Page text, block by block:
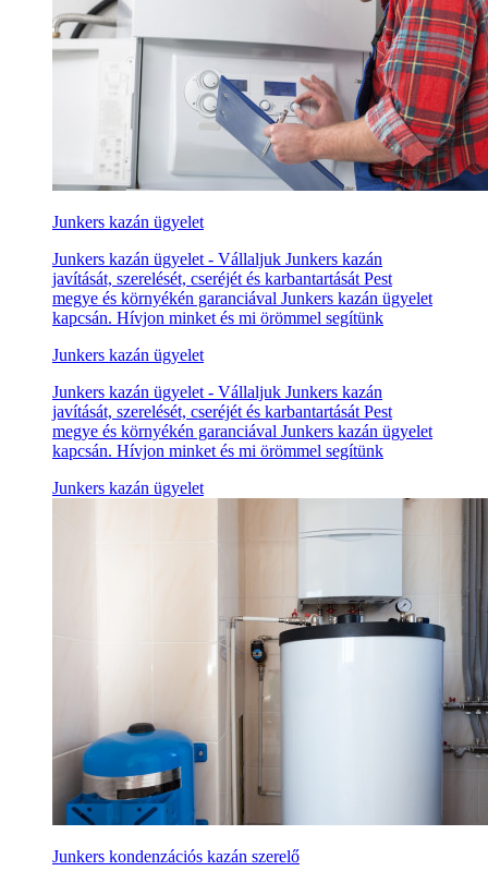
Junkers kazán ügyelet
Junkers kazán ügyelet - Vállaljuk Junkers kazán
javítását, szerelését, cseréjét és karbantartását Pest
megye és környékén garanciával Junkers kazán ügyelet
kapcsán. Hívjon minket és mi örömmel segítünk
Junkers kazán ügyelet
Junkers kazán ügyelet - Vállaljuk Junkers kazán
javítását, szerelését, cseréjét és karbantartását Pest
megye és környékén garanciával Junkers kazán ügyelet
kapcsán. Hívjon minket és mi örömmel segítünk
Junkers kazán ügyelet
Junkers kondenzációs kazán szerelő